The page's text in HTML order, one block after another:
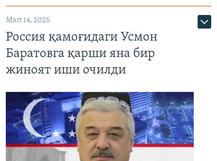
Mart 14, 2025
Россия қамоғидаги Усмон
Баратовга қарши яна бир
жиноят иши очилди